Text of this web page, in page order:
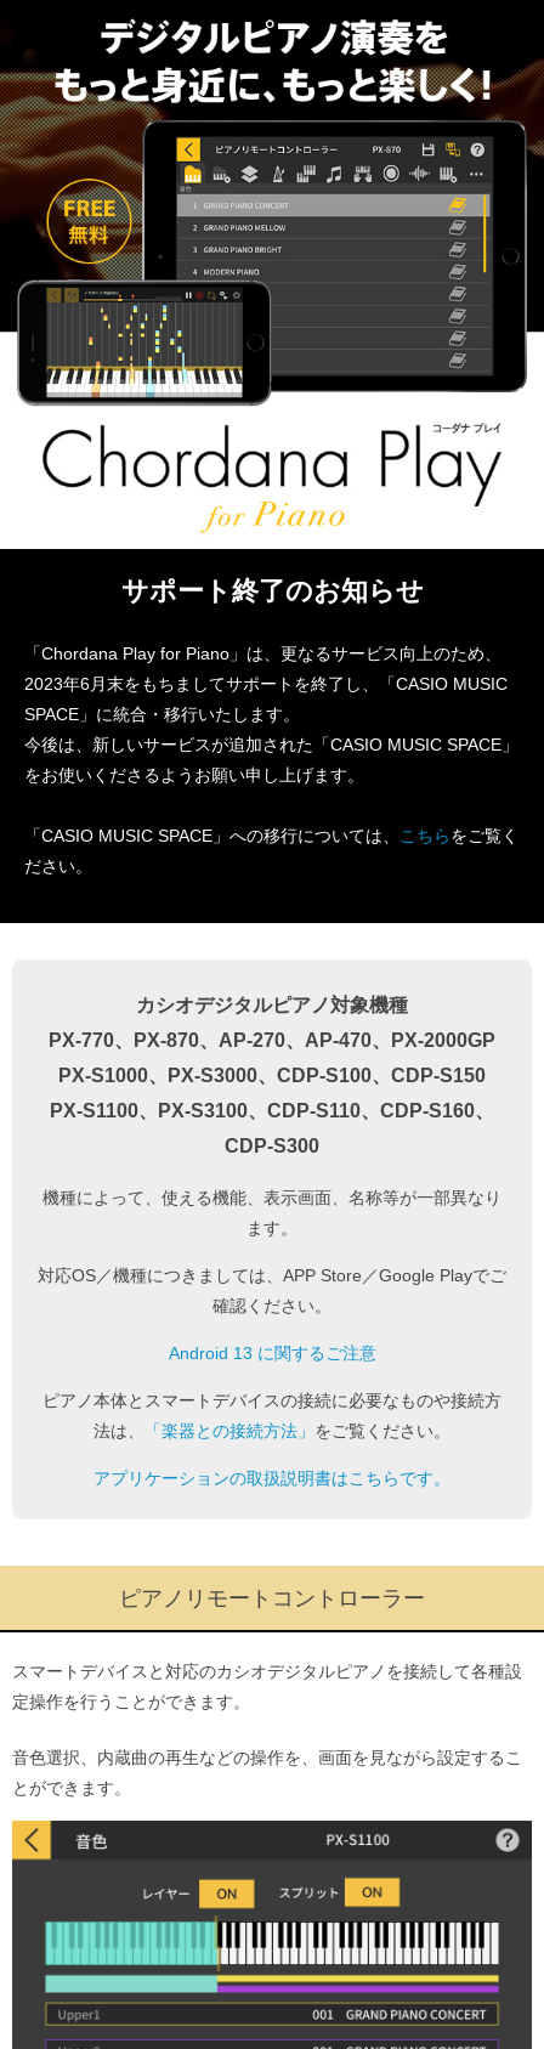
サポート終了のお知らせ
「Chordana Play for Piano」は、更なるサービス向上のため、
2023年6月末をもちましてサポートを終了し、「CASIO MUSIC
SPACE」に統合・移行いたします。
今後は、新しいサービスが追加された「CASIO MUSIC SPACE」
をお使いくださるようお願い申し上げます。
「CASIO MUSIC SPACE」への移行については、 こちらをご覧く
ださい。
カシオデジタルピアノ対象機種
PX-770、PX-870、AP-270、AP-470、PX-2000GP
PX-S1000、PX-S3000、CDP-S100、CDP-S150
PX-S1100、PX-S3100、CDP-S110、CDP-S160、
CDP-S300
機種によって、使える機能、表示画面、名称等が一部異なり
ます。
対応OS／機種につきましては、APP Store／Google Playでご
確認ください。
Android 13 に関するご注意
ピアノ本体とスマートデバイスの接続に必要なものや接続方
法は、
「楽器との接続方法」 をご覧ください。
アプリケーションの取扱説明書はこちらです。
ピアノリモートコントローラー
スマートデバイスと対応のカシオデジタルピアノを接続して各種設
定操作を行うことができます。
音色選択、内蔵曲の再生などの操作を、画面を見ながら設定するこ
とができます。